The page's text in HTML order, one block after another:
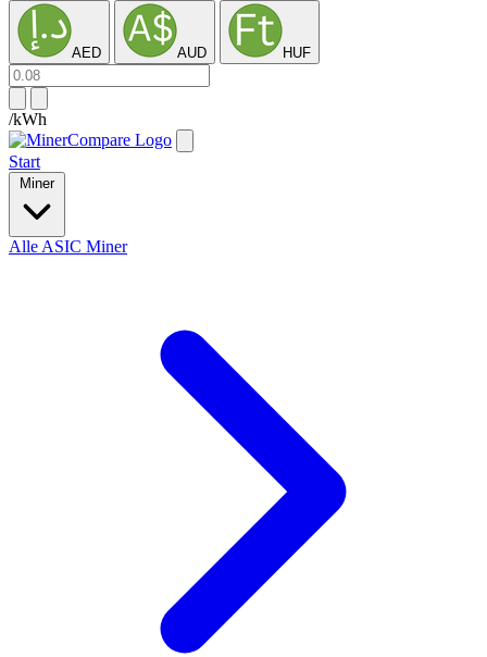
AED AUD HUF
/kWh
Start
Miner
Alle ASIC Miner